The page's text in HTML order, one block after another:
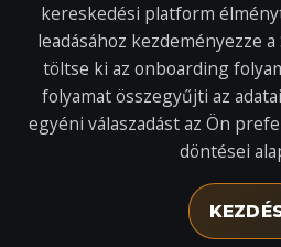
kereskedési platform
leadásához kezdeményezze
töltse ki az onboarding
folyamat összegyűjti az
egyéni válaszadást az Ön
döntései